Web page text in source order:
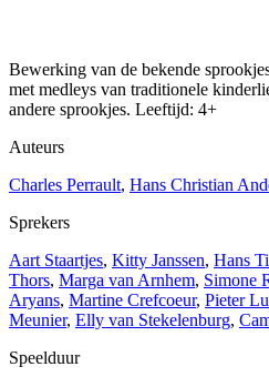
Bewerking van de bekende
met medleys van traditionele
andere sprookjes. Leeftijd: 4+
Auteurs
Charles Perrault, Hans Christian
Sprekers
Aart Staartjes, Kitty Janssen, Hans
Thors, Marga van Arnhem, Simone
Aryans, Martine Crefcoeur, Pieter
Meunier, Elly van Stekelenburg,
Speelduur